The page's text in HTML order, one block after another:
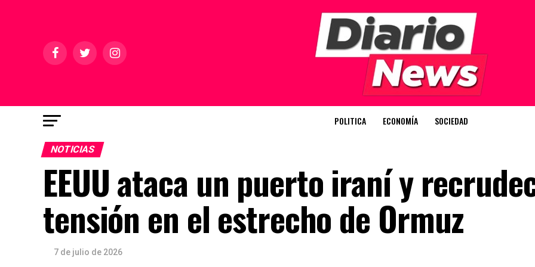
POLITICA ECONOMÍA SOCIEDAD
NOTICIAS
EEUU ataca un puerto iraní y
tensión en el estrecho de Ormuz
7 de julio de 2026